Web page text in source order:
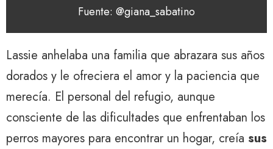
Fuente: @giana_sabatino
Lassie anhelaba una familia que abrazara sus años
dorados y le ofreciera el amor y la paciencia que
merecía. El personal del refugio, aunque
consciente de las dificultades que enfrentaban los
perros mayores para encontrar un hogar, creía sus